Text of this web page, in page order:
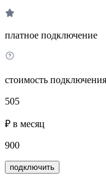
платное подключение
стоимость
505
₽ в месяц
900
подключить